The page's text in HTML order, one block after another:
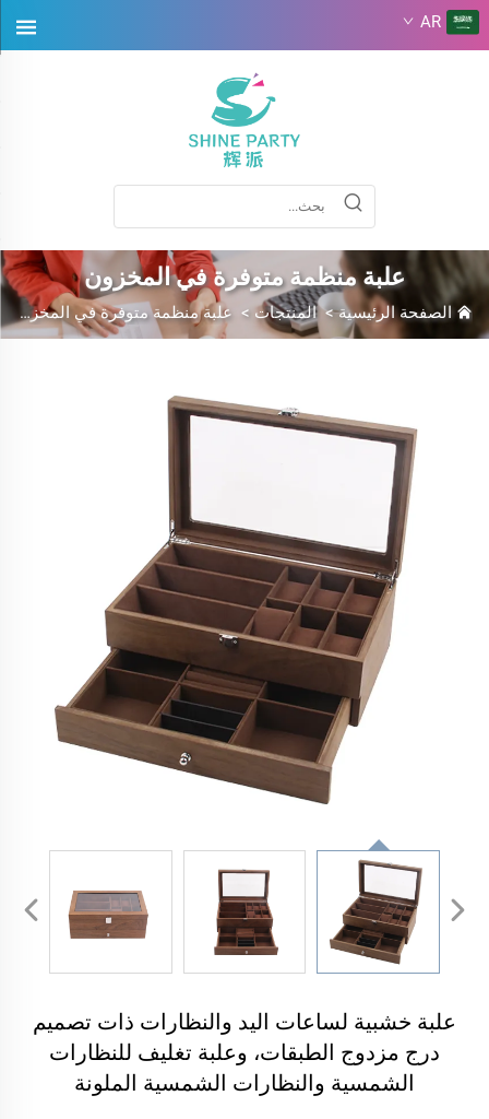
AR
علبة منظمة متوفرة في المخزون
الصفحة الرئيسية>المنتجات > علبة منظمة متوفرة في المخزون
علبة خشبية لساعات اليد والنظارات ذات تصميم
درج مزدوج الطبقات، وعلبة تغليف للنظارات
الشمسية والنظارات الشمسية الملونة